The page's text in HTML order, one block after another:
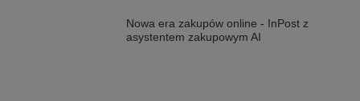
Nowa era zakupów online - InPost z
asystentem zakupowym AI